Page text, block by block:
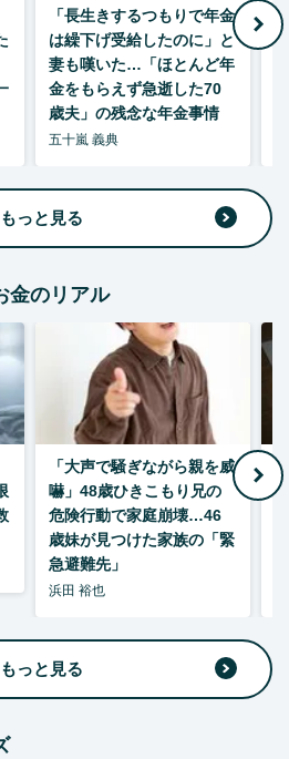
「長生きするつもりで年金
は繰下げ受給したのに」と
妻も嘆いた…「ほとんど年
金をもらえず急逝した70
歳夫」の残念な年金事情
五十嵐 義典
もっと見る
金のリアル
「大声で騒ぎながら親を威
嚇」48歳ひきこもり兄の
危険行動で家庭崩壊…46
歳妹が見つけた家族の「緊
急避難先」
浜田 裕也
もっと見る